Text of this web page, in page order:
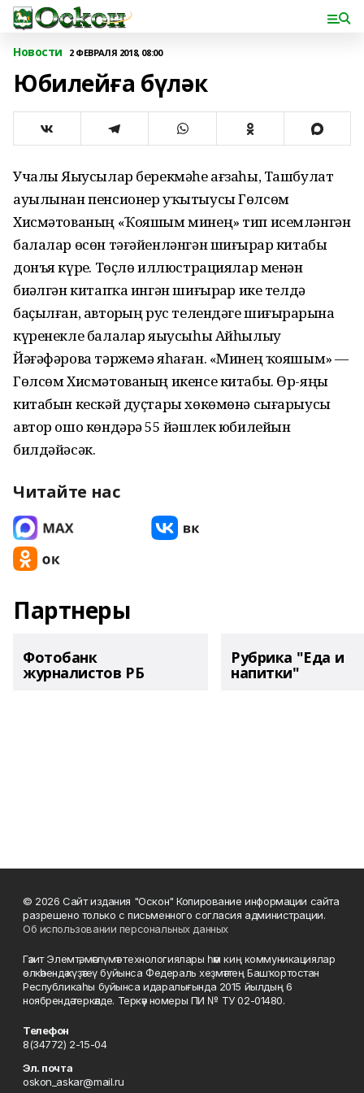
Новости 2 ФЕВРАЛЯ 2018, 08:00
Юбилейға бүләк
Учалы Яҙыусылар берекмәһе ағзаһы, Ташбулат
ауылынан пенсионер уҡытыусы Гөлсөм
Хисмәтованың «Ҡояшым минең» тип исемләнгән
балалар өсөн тәғәйенләнгән шиғырҙар китабы
донъя күрҙе. Төҫлө иллюстрациялар менән
биҙәлгән китапҡа ингән шиғырҙар ике телдә
баҫылған, авторҙың рус телендәге шиғырҙарына
күренекле балалар яҙыусыһы Айһылыу
Йәғәфәрова тәржемә яһаған. «Минең ҡояшым» —
Гөлсөм Хисмәтованың икенсе китабы. Өр-яңы
китабын кескәй дуҫтары хөкөмөнә сығарыусы
автор ошо көндәрҙә 55 йәшлек юбилейын
билдәйәсәк.
Читайте нас
Партнеры
Фотобанк
журналистов РБ
Рубрика "Еда и
напитки"
© 2026 Сайт издания "Оскон" Копирование информации сайта
разрешено только с письменного согласия администрации.
Об использовании персональных данных
Гәзит Элемтә, мәғлүмәт технологиялары һәм киң коммуникациялар
өлкәһендә күҙәтеү буйынса Федераль хеҙмәттең Башҡортостан
Республикаһы буйынса идаралығында 2015 йылдың 6
ноябрендә теркәлде. Теркәү номеры ПИ № ТУ 02-01480.
Телефон
8(34772) 2-15-04
Эл. почта
oskon_askar@mail.ru